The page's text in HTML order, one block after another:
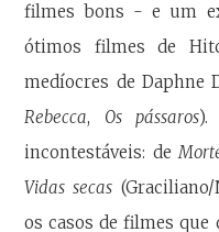
filmes bons - e um
ótimos filmes de
medíocres de Daphne
Rebecca, Os pássaros).
incontestáveis: de
Vidas secas
os casos de filmes